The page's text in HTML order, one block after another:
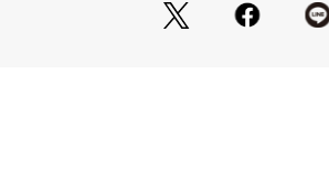
してシューズ内部で土踏まずの落ち込みを
●プレートは母趾球部など力の入りやすい